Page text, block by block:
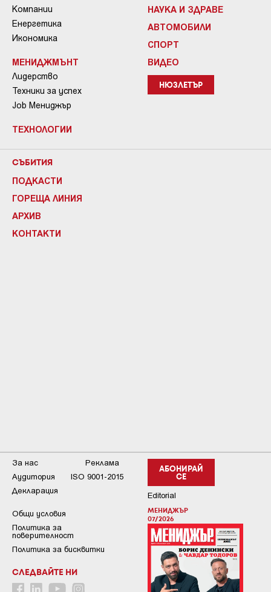
Компании
Енергетика
Икономика
МЕНИДЖМЪНТ
Лидерство
Техники за успех
Job Мениджър
ТЕХНОЛОГИИ
НАУКА И ЗДРАВЕ
АВТОМОБИЛИ
СПОРТ
ВИДЕО
НЮЗЛЕТЪР
СЪБИТИЯ
ПОДКАСТИ
ГОРЕЩА ЛИНИЯ
АРХИВ
КОНТАКТИ
АБОНИРАЙ
СЕ
Editorial
МЕНИДЖЪР
07/2026
За нас
Реклама
Аудитория
ISO 9001-2015
Декларация
Общи условия
Пoлитикa зa
пoвepитeлнocт
Политика за бисквитки
СЛЕДВАЙТЕ НИ